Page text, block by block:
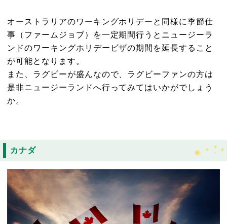
オーストラリアのワーキングホリデーと同様に季節仕
事（ファームジョブ）を一定期間行うとニュージーラ
ンドのワーキングホリデービザの期間を延長すること
が可能となります。
また、ラグビーが盛んなので、ラグビーファンの方は
是非ニュージーランドへ行ってみてはいかがでしょう
か。
カナダ